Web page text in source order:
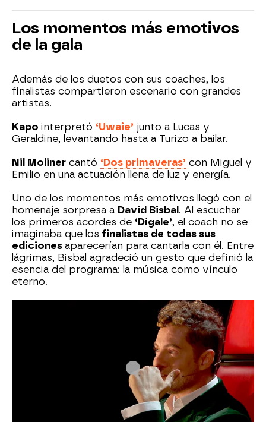
Los momentos más emotivos
de la gala
Además de los duetos con sus coaches, los
finalistas compartieron escenario con grandes
artistas.
Kapo interpretó ‘Uwaie’ junto a Lucas y
Geraldine, levantando hasta a Turizo a bailar.
Nil Moliner cantó ‘Dos primaveras’ con Miguel y
Emilio en una actuación llena de luz y energía.
Uno de los momentos más emotivos llegó con el
homenaje sorpresa a David Bisbal . Al escuchar
los primeros acordes de ‘Dígale’, el coach no se
imaginaba que los finalistas de todas sus
ediciones aparecerían para cantarla con él. Entre
lágrimas, Bisbal agradeció un gesto que definió la
esencia del programa: la música como vínculo
eterno.